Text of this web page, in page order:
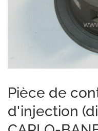
Pièce de
d'injection